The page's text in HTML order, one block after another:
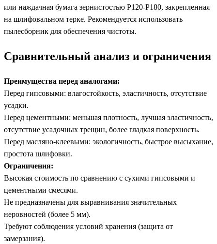
или наждачная бумага зернистостью P120-P180, закрепленная
на шлифовальном терке. Рекомендуется использовать
пылесборник для обеспечения чистоты.
Сравнительный анализ и ограничения
Преимущества перед аналогами:
Перед гипсовыми: влагостойкость, эластичность, отсутствие
усадки.
Перед цементными: меньшая плотность, лучшая эластичность,
отсутствие усадочных трещин, более гладкая поверхность.
Перед масляно-клеевыми: экологичность, быстрое высыхание,
простота шлифовки.
Ограничения:
Высокая стоимость по сравнению с сухими гипсовыми и
цементными смесями.
Не предназначены для выравнивания значительных
неровностей (более 5 мм).
Требуют соблюдения условий хранения (защита от
замерзания).